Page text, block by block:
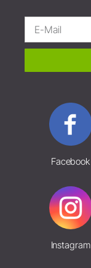
Facebook
Instagram